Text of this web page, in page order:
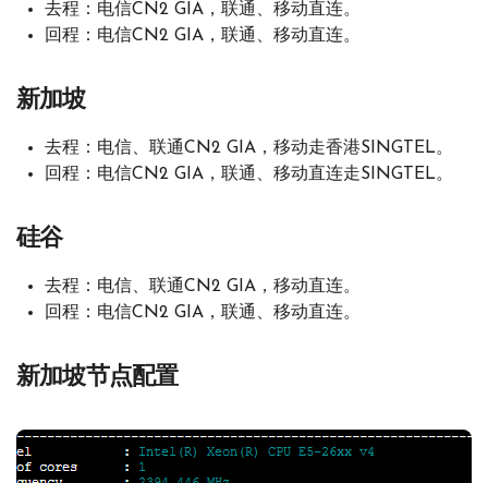
去程：电信CN2 GIA，联通、移动直连。
回程：电信CN2 GIA，联通、移动直连。
新加坡
去程：电信、联通CN2 GIA，移动走香港SINGTEL。
回程：电信CN2 GIA，联通、移动直连走SINGTEL。
硅谷
去程：电信、联通CN2 GIA，移动直连。
回程：电信CN2 GIA，联通、移动直连。
新加坡节点配置